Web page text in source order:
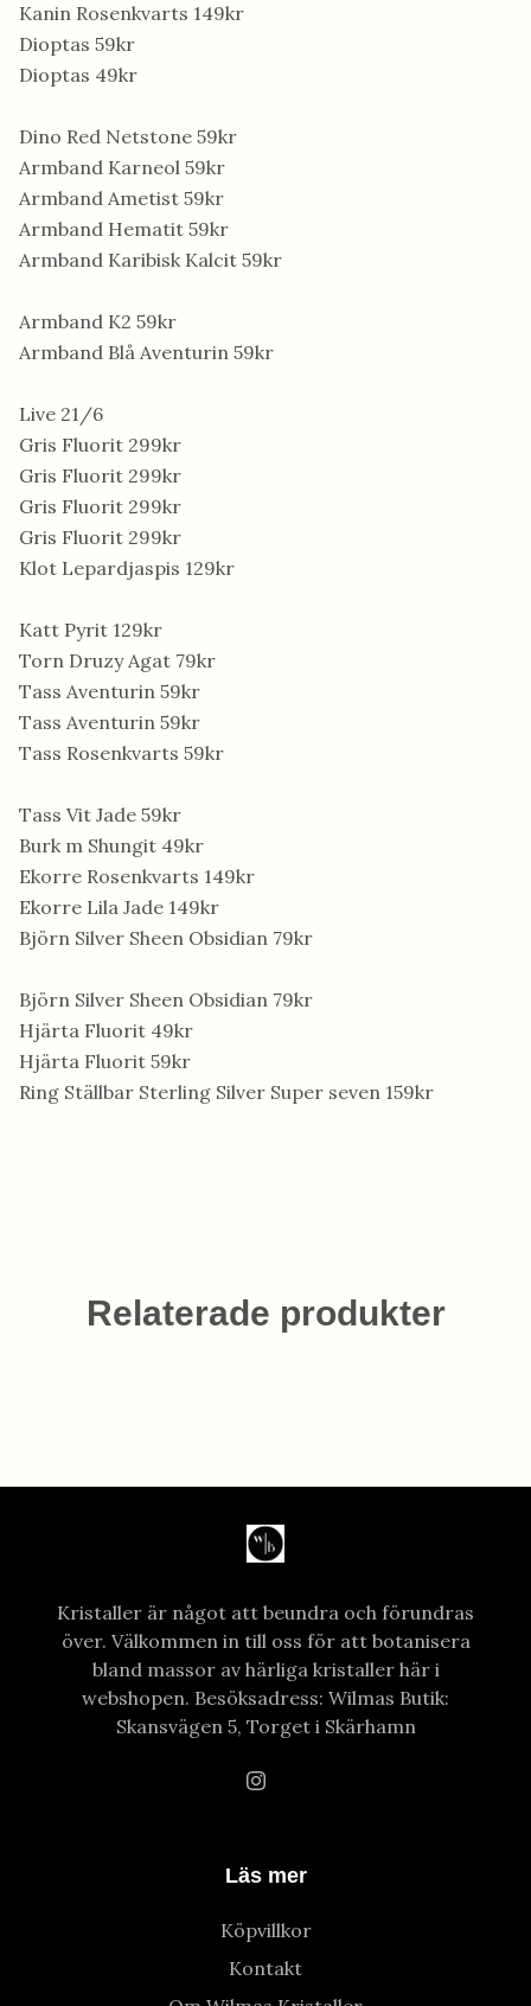
Kanin Rosenkvarts 149kr
Dioptas 59kr
Dioptas 49kr
Dino Red Netstone 59kr
Armband Karneol 59kr
Armband Ametist 59kr
Armband Hematit 59kr
Armband Karibisk Kalcit 59kr
Armband K2 59kr
Armband Blå Aventurin 59kr
Live 21/6
Gris Fluorit 299kr
Gris Fluorit 299kr
Gris Fluorit 299kr
Gris Fluorit 299kr
Klot Lepardjaspis 129kr
Katt Pyrit 129kr
Torn Druzy Agat 79kr
Tass Aventurin 59kr
Tass Aventurin 59kr
Tass Rosenkvarts 59kr
Tass Vit Jade 59kr
Burk m Shungit 49kr
Ekorre Rosenkvarts 149kr
Ekorre Lila Jade 149kr
Björn Silver Sheen Obsidian 79kr
Björn Silver Sheen Obsidian 79kr
Hjärta Fluorit 49kr
Hjärta Fluorit 59kr
Ring Ställbar Sterling Silver Super seven 159kr
Relaterade produkter
Kristaller är något att beundra och förundras
över. Välkommen in till oss för att botanisera
bland massor av härliga kristaller här i
webshopen. Besöksadress: Wilmas Butik:
Skansvägen 5, Torget i Skärhamn
Läs mer
Köpvillkor
Kontakt